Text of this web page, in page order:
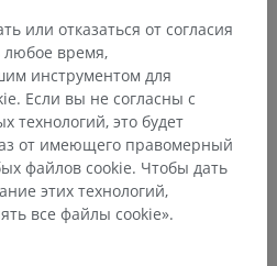
поправку, свою версию
улучшению контента.
об ошибке
или отказаться от согласия
любое время,
инструментом для
Если вы не согласны с
технологий, это будет
от имеющего правомерный
файлов cookie. Чтобы дать
этих технологий,
все файлы cookie».